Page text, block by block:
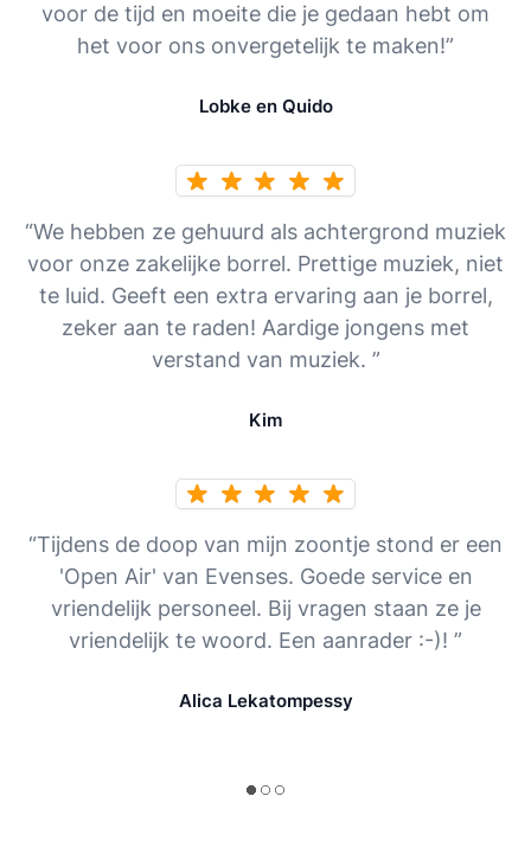
voor de tijd en moeite die je gedaan hebt om
het voor ons onvergetelijk te maken!”
Lobke en Quido
“We hebben ze gehuurd als achtergrond muziek
voor onze zakelijke borrel. Prettige muziek, niet
te luid. Geeft een extra ervaring aan je borrel,
zeker aan te raden! Aardige jongens met
verstand van muziek. ”
Kim
“Tijdens de doop van mijn zoontje stond er een
'Open Air' van Evenses. Goede service en
vriendelijk personeel. Bij vragen staan ze je
vriendelijk te woord. Een aanrader :-)! ”
Alica Lekatompessy